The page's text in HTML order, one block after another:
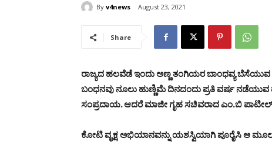
By v4news August 23, 2021
Share
ರಾಜ್ಯದ ಹಲವೆಡೆ ಇಂದು ಅಣ್ಣ ತಂಗಿಯರ ಬಾಂಧವ್ಯ ಬೆಸೆಯುವ
ಬಂಧನವು ನೂಲು ಹುಣ್ಣಿಮೆ ದಿನದಂದು ಪ್ರತಿ ವರ್ಷ ನಡೆಯುವ
ಸಂಪ್ರದಾಯ. ಆದರೆ ಮಾಜೀ ಗೃಹ ಸಚಿವರಾದ ಎಂ.ಬಿ
ಕೋಟಿ ವೃಕ್ಷ ಅಭಿಯಾನವನ್ನು ಯಶಸ್ವಿಯಾಗಿ ಪೂರೈಸಿ ಆ